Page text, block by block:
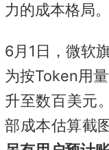
力的成本格局。
6月1日，微软
为按Token用
升至数百美元
部成本估算截